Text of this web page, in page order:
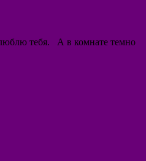
тебя. А в комнате темно